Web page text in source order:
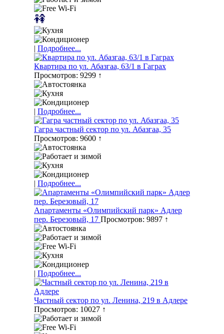
| Подробнее...
Квартира по ул. Абазгаа, 63/1 в Гаграх
Просмотров: 9299 ↑
| Подробнее...
Гагра частный сектор по ул. Абазгаа, 35
Просмотров: 9600 ↑
| Подробнее...
Апартаменты «Олимпийский парк» Адлер
пер. Березовый, 17 Просмотров: 9897 ↑
| Подробнее...
Частный сектор по ул. Ленина, 219 в Адлере
Просмотров: 10027 ↑